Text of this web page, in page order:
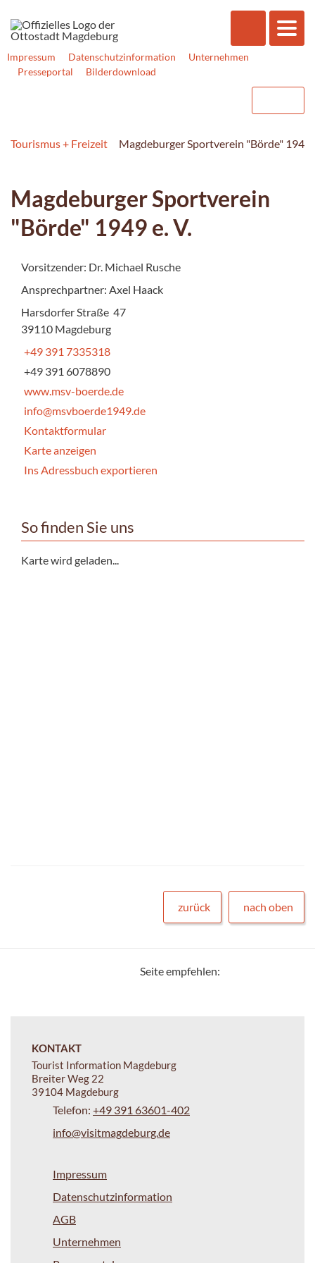
Impressum Datenschutzinformation
Unternehmen
Presseportal
Bilderdownload
Tourismus + Freizeit Magdeburger Sportverein "Börde" 1949
Magdeburger Sportverein
"Börde" 1949 e. V.
Vorsitzender: Dr. Michael Rusche
Ansprechpartner: Axel Haack
Harsdorfer Straße 47
39110 Magdeburg
+49 391 7335318
+49 391 6078890
www.msv-boerde.de
info@msvboerde1949.de
Kontaktformular
Karte anzeigen
Ins Adressbuch exportieren
So finden Sie uns
Karte wird geladen...
zurück nach oben
Seite empfehlen:
KONTAKT
Tourist Information Magdeburg
Breiter Weg 22
39104 Magdeburg
Telefon: +49 391 63601-402
info@visitmagdeburg.de
Impressum
Datenschutzinformation
AGB
Unternehmen